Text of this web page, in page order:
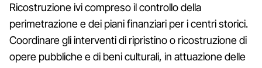
Ricostruzione ivi compreso il controllo della
perimetrazione e dei piani finanziari per i centri storici.
Coordinare gli interventi di ripristino o ricostruzione di
opere pubbliche e di beni culturali, in attuazione delle